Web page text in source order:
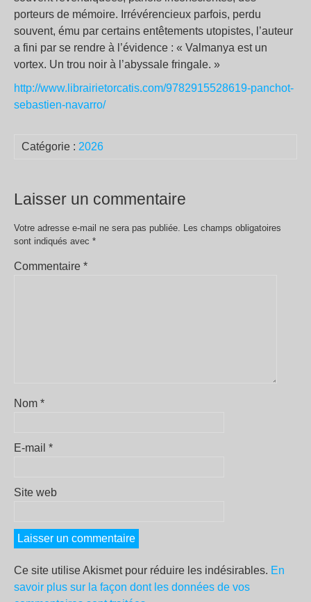
porteurs de mémoire. Irrévérencieux parfois, perdu
souvent, ému par certains entêtements utopistes, l’auteur
a fini par se rendre à l’évidence : « Valmanya est un
vortex. Un trou noir à l’abyssale fringale. »
http://www.librairietorcatis.com/9782915528619-panchot-
sebastien-navarro/
Catégorie : 2026
Laisser un commentaire
Votre adresse e-mail ne sera pas publiée.
Les champs obligatoires
sont indiqués avec *
Commentaire *
Nom *
E-mail *
Site web
Ce site utilise Akismet pour réduire les indésirables. En
savoir plus sur la façon dont les données de vos